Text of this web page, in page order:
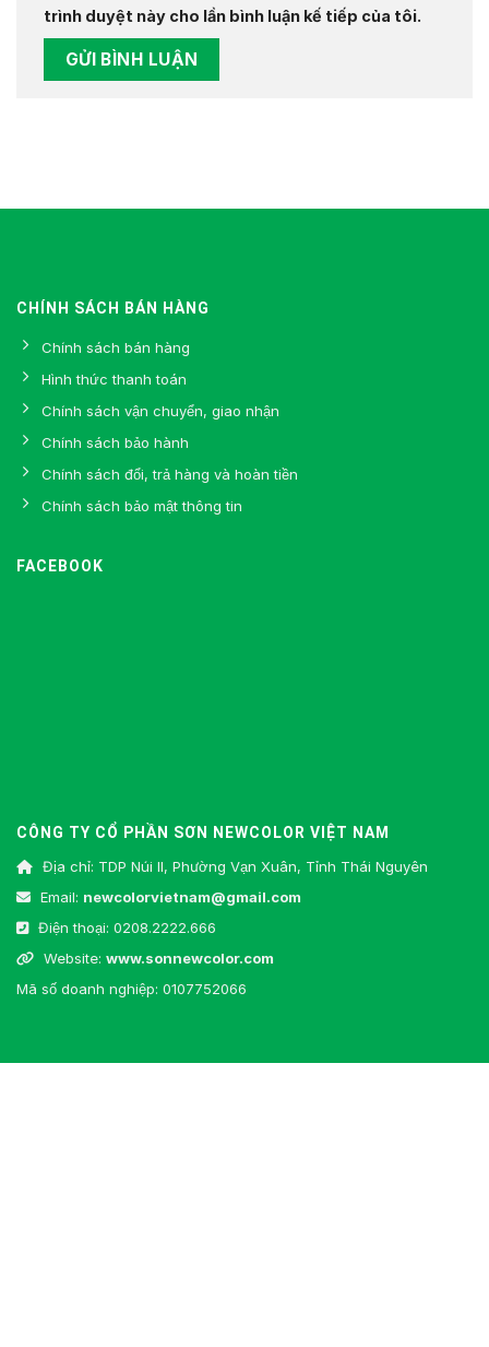
trình duyệt này cho lần bình luận kế tiếp của tôi.
CHÍNH SÁCH BÁN HÀNG
Chính sách bán hàng
Hình thức thanh toán
Chính sách vận chuyển, giao nhận
Chính sách bảo hành
Chính sách đổi, trả hàng và hoàn tiền
Chính sách bảo mật thông tin
FACEBOOK
CÔNG TY CỔ PHẦN SƠN NEWCOLOR VIỆT NAM
Địa chỉ: TDP Núi II, Phường Vạn Xuân, Tỉnh Thái Nguyên
Email: newcolorvietnam@gmail.com
Điện thoại: 0208.2222.666
Website: www.sonnewcolor.com
Mã số doanh nghiệp: 0107752066